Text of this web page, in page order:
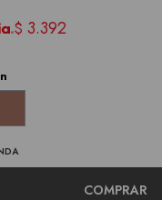
$ 3.392
COMPRAR